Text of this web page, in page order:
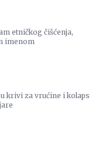
etničkog čišćenja,
imenom
krivi za vrućine i kolaps